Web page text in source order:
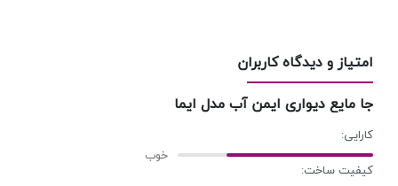
امتیاز و دیدگاه کاربران
جا مایع دیواری ایمن آب مدل ایما
کارایی:
کیفیت ساخت: